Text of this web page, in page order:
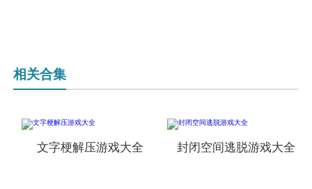
相关合集
文字梗解压游戏大全 封闭空间逃脱游戏大全